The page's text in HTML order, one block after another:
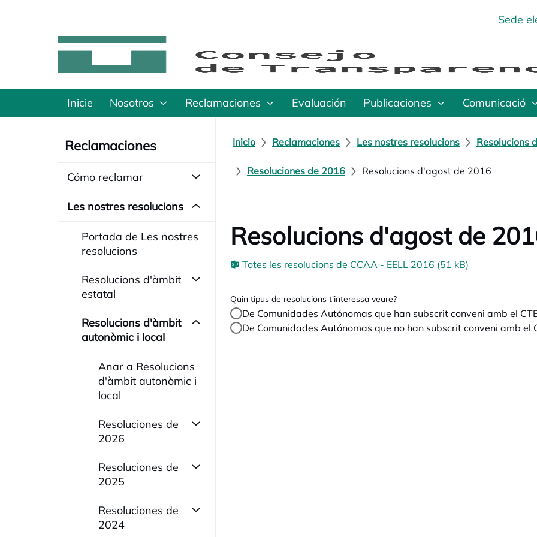
Sede
Inicie Nosotros Reclamaciones Evaluación Publicaciones Comunicació
Reclamaciones
Cómo reclamar
Les nostres resolucions
Portada de Les nostres
resolucions
Resolucions d'àmbit
estatal
Resolucions d'àmbit
autonòmic i local
Anar a Resolucions
d'àmbit autonòmic i
local
Resoluciones de
2026
Resoluciones de
2025
Resoluciones de
2024
Inicio Reclamaciones Les nostres resolucions Resolucions
Resoluciones de 2016 Resolucions d'agost de 2016
Resolucions d'agost de
Totes les resolucions de CCAA - EELL 2016 (51 kB)
Quin tipus de resolucions t'interessa veure?
De Comunidades Autónomas que han subscrit conveni amb el
De Comunidades Autónomas que no han subscrit conveni amb el